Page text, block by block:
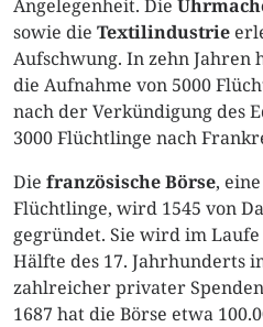
Angelegenheit. Die
sowie die Textilindustrie
Aufschwung. In zehn Jahren
die Aufnahme von 5000
nach der Verkündigung des
3000 Flüchtlinge nach
Die französische Börse,
Flüchtlinge, wird 1545 von
gegründet. Sie wird im
Hälfte des 17. Jahrhunderts
zahlreicher privater
1687 hat die Börse etwa